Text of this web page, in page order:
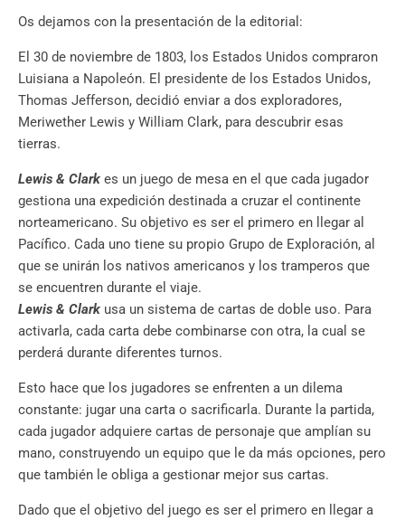
Os dejamos con la presentación de la editorial:
El 30 de noviembre de 1803, los Estados Unidos compraron
Luisiana a Napoleón. El presidente de los Estados Unidos,
Thomas Jefferson, decidió enviar a dos exploradores,
Meriwether Lewis y William Clark, para descubrir esas
tierras.
Lewis & Clark es un juego de mesa en el que cada jugador
gestiona una expedición destinada a cruzar el continente
norteamericano. Su objetivo es ser el primero en llegar al
Pacífico. Cada uno tiene su propio Grupo de Exploración, al
que se unirán los nativos americanos y los tramperos que
se encuentren durante el viaje.
Lewis & Clark usa un sistema de cartas de doble uso. Para
activarla, cada carta debe combinarse con otra, la cual se
perderá durante diferentes turnos.
Esto hace que los jugadores se enfrenten a un dilema
constante: jugar una carta o sacrificarla. Durante la partida,
cada jugador adquiere cartas de personaje que amplían su
mano, construyendo un equipo que le da más opciones, pero
que también le obliga a gestionar mejor sus cartas.
Dado que el objetivo del juego es ser el primero en llegar a